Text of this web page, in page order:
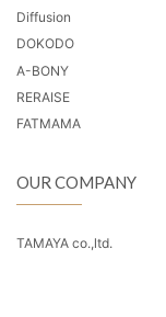
Diffusion
DOKODO
A-BONY
RERAISE
FATMAMA
OUR COMPANY
TAMAYA co.,ltd.